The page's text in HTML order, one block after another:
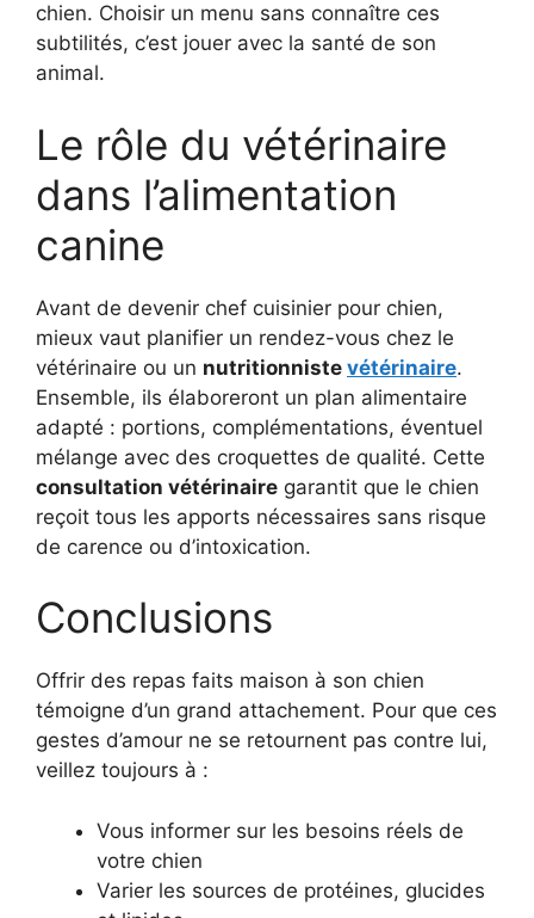
chien. Choisir un menu sans connaître ces
subtilités, c’est jouer avec la santé de son
animal.
Le rôle du vétérinaire
dans l’alimentation
canine
Avant de devenir chef cuisinier pour chien,
mieux vaut planifier un rendez-vous chez le
vétérinaire ou un nutritionniste vétérinaire.
Ensemble, ils élaboreront un plan alimentaire
adapté : portions, complémentations, éventuel
mélange avec des croquettes de qualité. Cette
consultation vétérinaire garantit que le chien
reçoit tous les apports nécessaires sans risque
de carence ou d’intoxication.
Conclusions
Offrir des repas faits maison à son chien
témoigne d’un grand attachement. Pour que ces
gestes d’amour ne se retournent pas contre lui,
veillez toujours à :
Vous informer sur les besoins réels de
votre chien
Varier les sources de protéines, glucides